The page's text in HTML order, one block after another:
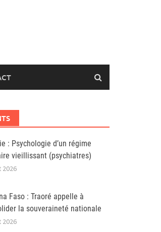
: Psychologie d’un régime
vieillissant (psychiatres)
2026
Faso : Traoré appelle à
la souveraineté nationale
2026